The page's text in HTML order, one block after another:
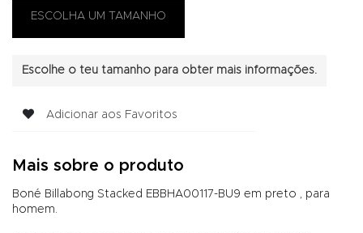
Escolhe o teu tamanho para obter mais informações.
Adicionar aos Favoritos
Mais sobre o produto
Boné Billabong Stacked EBBHA00117-BU9 em preto , para
homem.